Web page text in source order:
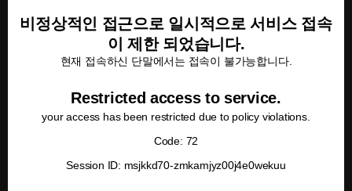
비정상적인 접근으로 일시적으로 서비스 접속
이 제한 되었습니다.
현재 접속하신 단말에서는 접속이 불가능합니다.
Restricted access to service.
your access has been restricted due to policy violations.
Code: 72
Session ID: msjkkd70-zmkamjyz00j4e0wekuu